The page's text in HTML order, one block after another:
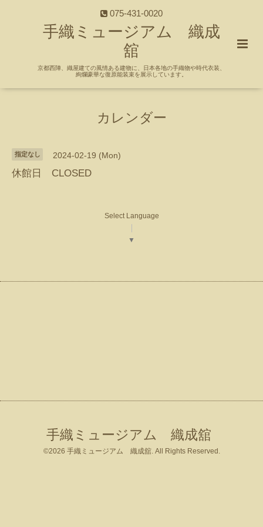
075-431-0020
手織ミュージアム 織成
舘
京都西陣、織屋建ての風情ある建物に、日本各地の手織物や時代衣装、
絢爛豪華な復原能装束を展示しています。
カレンダー
指定なし 2024-02-19 (Mon)
休館日 CLOSED
Select Language
▼
手織ミュージアム 織成舘
©2026 手織ミュージアム 織成舘. All Rights Reserved.